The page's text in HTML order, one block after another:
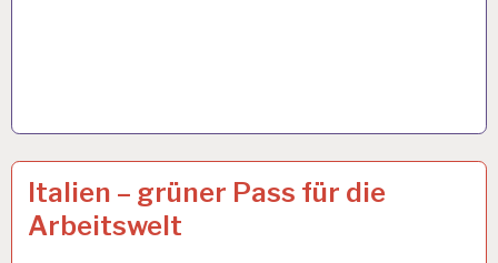
50PLUS…
Italien – grüner Pass für die
Arbeitswelt
15 OKT. 2021